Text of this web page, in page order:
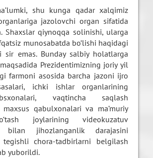
shu kunga qadar xalqimiz
jazolovchi organ sifatida
Shaxslar qiynoqqa solinishi, ularga
munosabatda bo‘lishi haqidagi
emas. Bunday salbiy holatlarga
Prezidentimizning joriy yil
farmoni asosida barcha jazoni ijro
ichki ishlar organlarining
vaqtincha saqlash
maxsus qabulxonalari va ma’muriy
joylarining videokuzatuv
bilan jihozlanganlik darajasini
chora-tadbirlarni belgilash
yuborildi.